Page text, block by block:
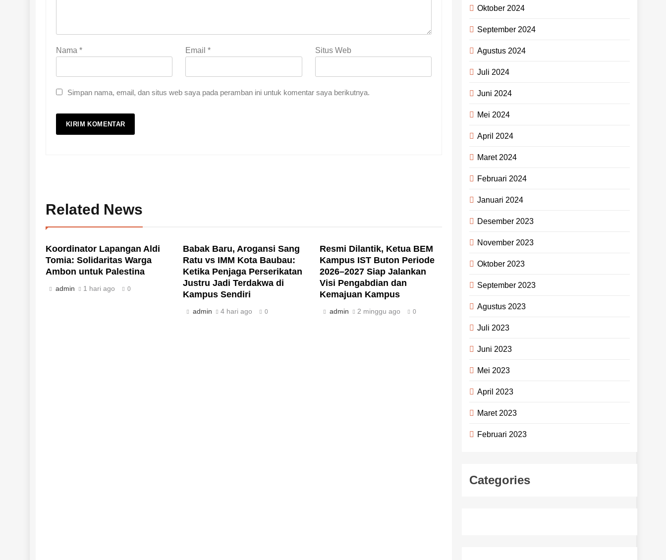
Nama * Email* Situs Web
Simpan nama, email, dan situs web saya pada peramban ini untuk komentar saya berikutnya.
Related News
Koordinator Lapangan Aldi
Tomia: Solidaritas Warga
Ambon untuk Palestina
admin 1 hari ago 0
Babak Baru, Arogansi Sang
Ratu vs IMM Kota Baubau:
Ketika Penjaga Perserikatan
Justru Jadi Terdakwa di
Kampus Sendiri
admin 4 hari ago 0
Resmi Dilantik, Ketua BEM
Kampus IST Buton Periode
2026–2027 Siap Jalankan
Visi Pengabdian dan
Kemajuan Kampus
admin 2 minggu ago 0
Oktober 2024
September 2024
Agustus 2024
Juli 2024
Juni 2024
Mei 2024
April 2024
Maret 2024
Februari 2024
Januari 2024
Desember 2023
November 2023
Oktober 2023
September 2023
Agustus 2023
Juli 2023
Juni 2023
Mei 2023
April 2023
Maret 2023
Februari 2023
Categories